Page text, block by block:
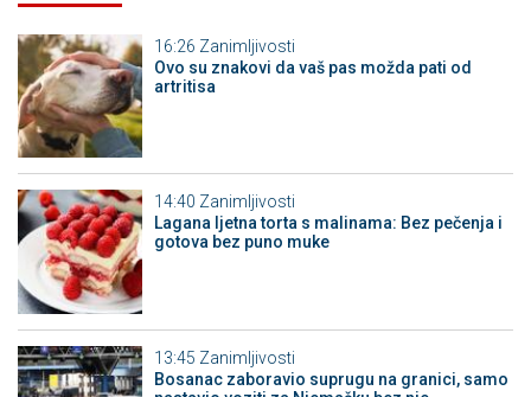
16:26 Zanimljivosti
Ovo su znakovi da vaš pas možda pati od
artritisa
14:40 Zanimljivosti
Lagana ljetna torta s malinama: Bez pečenja i
gotova bez puno muke
13:45 Zanimljivosti
Bosanac zaboravio suprugu na granici, samo